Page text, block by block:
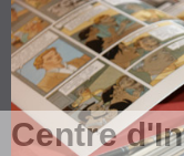
Centre